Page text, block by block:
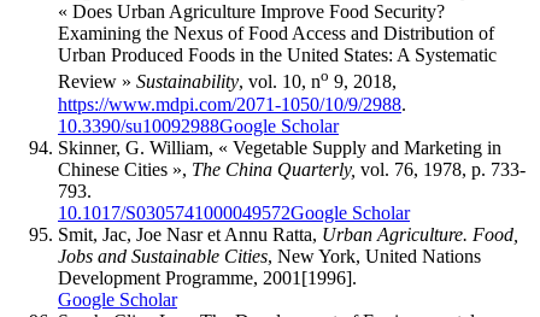
« Does Urban Agriculture Improve Food Security?
Examining the Nexus of Food Access and Distribution of
Urban Produced Foods in the United States: A Systematic
Review » Sustainability, vol. 10, no 9, 2018,
https://www.mdpi.com/2071-1050/10/9/2988.
10.3390/su10092988Google Scholar
Skinner, G. William, « Vegetable Supply and Marketing in
Chinese Cities », The China Quarterly, vol. 76, 1978, p. 733-
793.
10.1017/S0305741000049572Google Scholar
Smit, Jac, Joe Nasr et Annu Ratta, Urban Agriculture. Food,
Jobs and Sustainable Cities, New York, United Nations
Development Programme, 2001[1996].
Google Scholar